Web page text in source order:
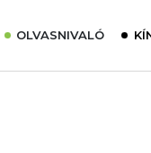
OLVASNIVALÓ